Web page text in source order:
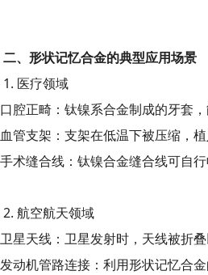
二、形状记忆合金的典型应用场景
1. 医疗领域
口腔正畸：钛镍系合金制成的牙套
血管支架：支架在低温下被压缩，
手术缝合线：钛镍合金缝合线可自
2. 航空航天领域
卫星天线：卫星发射时，天线被折
发动机管路连接：利用形状记忆合